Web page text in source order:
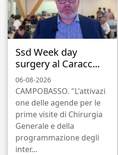
Ssd Week day
surgery al Caracc...
06-08-2026
CAMPOBASSO. "L'attivazi
one delle agende per le
prime visite di Chirurgia
Generale e della
programmazione degli
inter...